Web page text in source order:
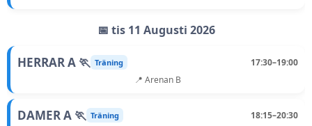
📅 tis 11 Augusti 2026
HERRAR A 🏃 Träning
17:30–19:00
📍 Arenan B
DAMER A 🏃 Träning
18:15–20:30